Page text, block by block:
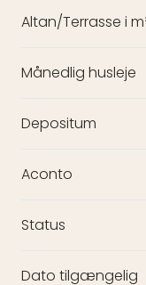
Altan/Terrasse i
Månedlig husleje
Depositum
Aconto
Status
Dato tilgængelig